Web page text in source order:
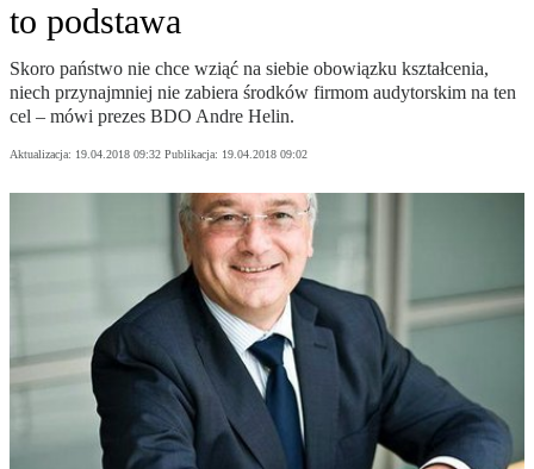
to podstawa
Skoro państwo nie chce wziąć na siebie obowiązku kształcenia,
niech przynajmniej nie zabiera środków firmom audytorskim na ten
cel – mówi prezes BDO Andre Helin.
Aktualizacja: 19.04.2018 09:32 Publikacja: 19.04.2018 09:02